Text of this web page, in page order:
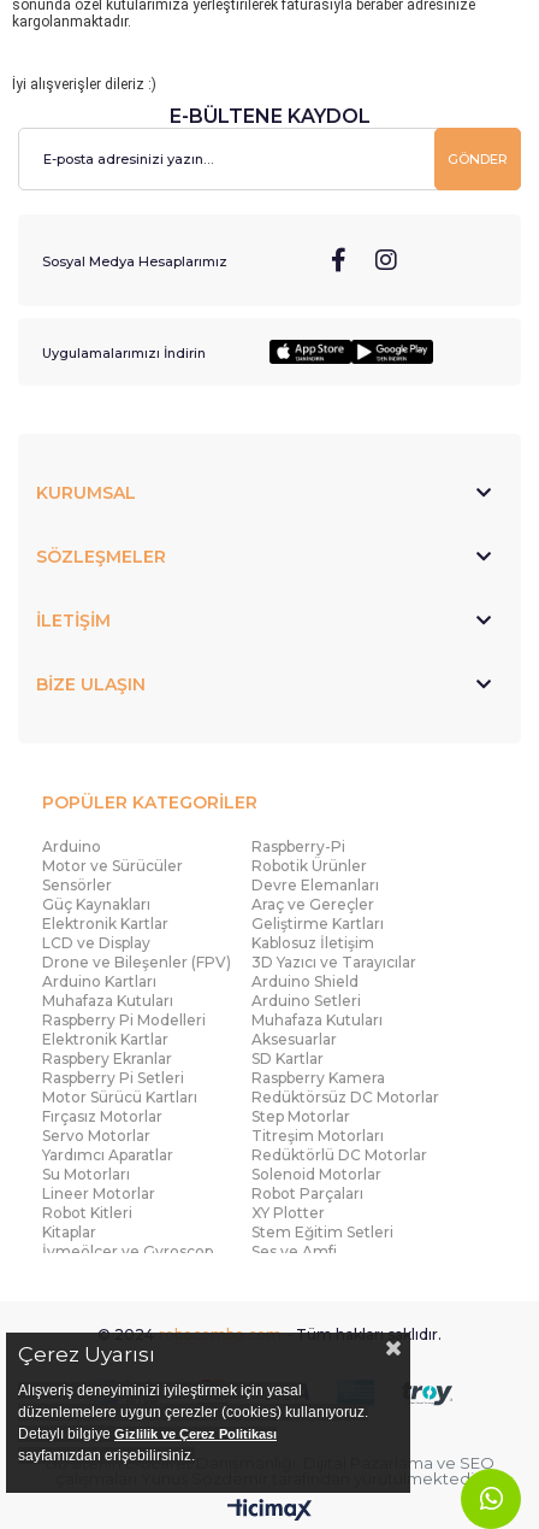
sonunda özel kutularımıza yerleştirilerek faturasıyla beraber adresinize
kargolanmaktadır.
İyi alışverişler dileriz :)
E-BÜLTENE KAYDOL
GÖNDER
Sosyal Medya Hesaplarımız
Uygulamalarımızı İndirin
KURUMSAL
SÖZLEŞMELER
İLETİŞİM
BİZE ULAŞIN
POPÜLER KATEGORİLER
Arduino
Raspberry-Pi
Motor ve Sürücüler
Robotik Ürünler
Sensörler
Devre Elemanları
Güç Kaynakları
Araç ve Gereçler
Elektronik Kartlar
Geliştirme Kartları
LCD ve Display
Kablosuz İletişim
Drone ve Bileşenler (FPV)
3D Yazıcı ve Tarayıcılar
Arduino Kartları
Arduino Shield
Muhafaza Kutuları
Arduino Setleri
Raspberry Pi Modelleri
Muhafaza Kutuları
Elektronik Kartlar
Aksesuarlar
Raspbery Ekranlar
SD Kartlar
Raspberry Pi Setleri
Raspberry Kamera
Motor Sürücü Kartları
Redüktörsüz DC Motorlar
Fırçasız Motorlar
Step Motorlar
Servo Motorlar
Titreşim Motorları
Yardımcı Aparatlar
Redüktörlü DC Motorlar
Su Motorları
Solenoid Motorlar
Lineer Motorlar
Robot Parçaları
Robot Kitleri
XY Plotter
Kitaplar
Stem Eğitim Setleri
İvmeölçer ve Gyroscop
Ses ve Amfi
Voltaj ve Akım
Titreşim
Basınç ve Kuvvet
Manyetik ve Hall Effect
Mesafe, Çizgi ve Hareket
Sıcaklık ve Nem
Ateş Algılayıcı
Ağırlık
Diğer Sensörler
Sigortalar
PCB Levha ve Bakır
Plaketler
Fan ve Soğutucular
Röleler
© 2024 robocombo.com - Tüm hakları saklıdır.
Bu siteninE-ticaret Danışmanlığı Dijital Pazarlama ve SEO
tarafından yürütülmektedir.
Çerez Uyarısı
Alışveriş deneyiminizi iyileştirmek için yasal
düzenlemelere uygun çerezler (cookies) kullanıyoruz.
Detaylı bilgiye Gizlilik ve Çerez Politikası
sayfamızdan erişebilirsiniz.